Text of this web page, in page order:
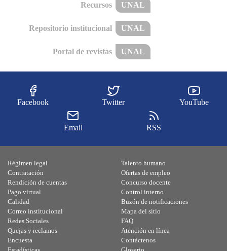
Recursos UNAL
Repositorio institucional UNAL
Portal de revistas UNAL
Facebook Twitter YouTube
Email RSS
Régimen legal
Contratación
Rendición de cuentas
Pago virtual
Calidad
Talento humano
Ofertas de empleo
Concurso docente
Control interno
Buzón de notificaciones
Correo institucional
Redes Sociales
Quejas y reclamos
Encuesta
Mapa del sitio
FAQ
Atención en línea
Contáctenos